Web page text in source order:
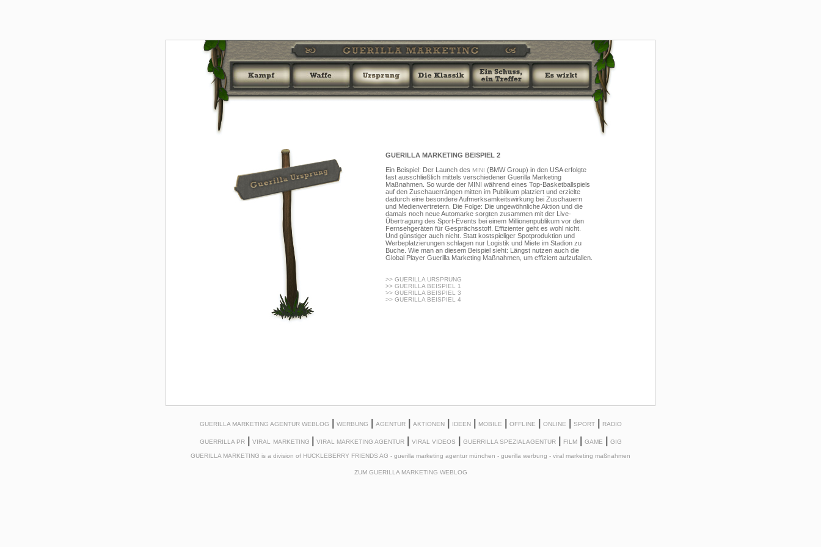
GUERILLA MARKETING BEISPIEL 2
Ein Beispiel: Der Launch des MINI (BMW Group) in den USA erfolgte
fast ausschließlich mittels verschiedener Guerilla Marketing
Maßnahmen. So wurde der MINI während eines Top-Basketballspiels
auf den Zuschauerrängen mitten im Publikum platziert und erzielte
dadurch eine besondere Aufmerksamkeitswirkung bei Zuschauern
und Medienvertretern. Die Folge: Die ungewöhnliche Aktion und die
damals noch neue Automarke sorgten zusammen mit der Live-
Übertragung des Sport-Events bei einem Millionenpublikum vor den
Fernsehgeräten für Gesprächsstoff. Effizienter geht es wohl nicht.
Und günstiger auch nicht. Statt kostspieliger Spotproduktion und
Werbeplatzierungen schlagen nur Logistik und Miete im Stadion zu
Buche. Wie man an diesem Beispiel sieht: Längst nutzen auch die
Global Player Guerilla Marketing Maßnahmen, um effizient aufzufallen.
>> GUERILLA URSPRUNG
>> GUERILLA BEISPIEL 1
>> GUERILLA BEISPIEL 3
>> GUERILLA BEISPIEL 4
GUERILLA MARKETING AGENTUR WEBLOG WERBUNG AGENTUR| AKTIONEN| IDEEN| MOBILE OFFLINE ONLINE SPORT| RADIO
GUERRILLA PR| VIRAL MARKETING VIRAL MARKETING AGENTUR| VIRAL VIDEOS GUERRILLA SPEZIALAGENTUR| FILM| GAME GIG
GUERILLA MARKETING is a division of HUCKLEBERRY FRIENDS AG - guerilla marketing agentur münchen - guerilla werbung - viral marketing maßnahmen
ZUM GUERILLA MARKETING WEBLOG